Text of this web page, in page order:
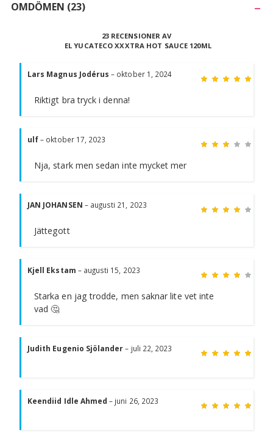
OMDÖMEN (23)
23 RECENSIONER AV
EL YUCATECO XXXTRA HOT SAUCE 120ML
Lars Magnus Jodérus– oktober 1, 2024
Riktigt bra tryck i denna!
ulf– oktober 17, 2023
Nja, stark men sedan inte mycket mer
JAN JOHANSEN – augusti 21, 2023
Jättegott
Kjell Ekstam – augusti 15, 2023
Starka en jag trodde, men saknar lite vet inte
vad 🤔
Judith Eugenio Sjölander– juli 22, 2023
Keendiid Idle Ahmed– juni 26, 2023